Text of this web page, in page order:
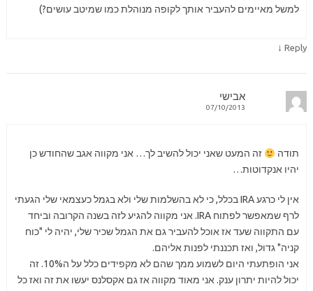
למשל מאיימים להעביר אותך לקופה מנוהלת כמו שמיטב עושים?)
Reply
↓
אבישי
07/10/2013
תודה
זה המעט שאני יכול להשיב לך… אני מקווה אגב שהחודש כן
יהיו אנקדוטות…
אין לי כרגע IRA בכלל, כי לא בהשלמות שלי ולא בגמל כעצמאי שלי הגעתי
לרף שמאפשר לפתוח IRA. אני מקווה להגיע לזה בשנה הקרובה וביחד
עם התקווה שעד אז אוכל להעביר גם את הגמל שכיר שלי, יהיה לי "כוח
קניה" גדול, ואז תכננתי לפנות אליהם.
אני הופתעתי היום לשמוע ממך שהם לא מקפידים כלל על ה10%. זה
יכול להיות יתרון ענק. אני מאוד מקווה אז גם אקסלנס יעשו את זה ואז כל